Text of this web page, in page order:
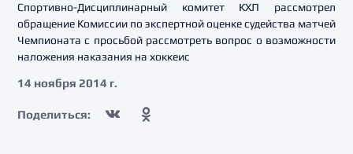
Спортивно-Дисциплинарный комитет КХЛ рассмотрел
обращение Комиссии по экспертной оценке судейства матчей
Чемпионата с просьбой рассмотреть вопрос о возможности
наложения наказания на хоккеис
14 ноября 2014 г.
Поделиться: